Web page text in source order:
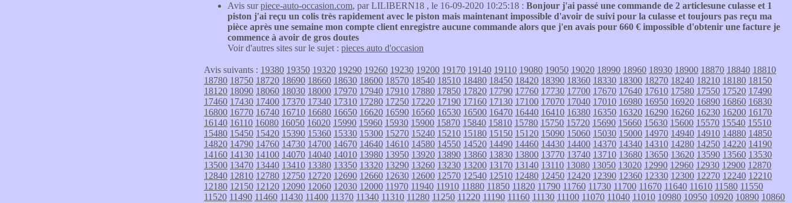
Avis surpiece-auto-occasion.com, par LILIBERN18 , le 16-09-2020 10:25:18 : Bonjour j'ai passé une commande de 2 articlesune culasse et 1
piston j'ai reçu un colis très rapidement avec le piston mais maintenant impossible d'avoir de suivi pour la culasse et toujours pas reçu ma
pièce après une semaine mon compte client enregistre aucune commande alors que j'en avais pour 660 € impossible d'obtenir une facture je
commence à avoir de gros doutes
Voir d'autres sites sur le sujet : pieces auto d'occasion
Avis suivants : 19380 19350 19320 19290 19260 19230 19200 19170 19140 19110 19080 19050 19020 18990 18960 18930 18900 18870 18840 18810
18780 18750 18720 18690 18660 18630 18600 18570 18540 18510 18480 18450 18420 18390 18360 18330 18300 18270 18240 18210 18180 18150
18120 18090 18060 18030 18000 17970 17940 17910 17880 17850 17820 17790 17760 17730 17700 17670 17640 17610 17580 17550 17520 17490
17460 17430 17400 17370 17340 17310 17280 17250 17220 17190 17160 17130 17100 17070 17040 17010 16980 16950 16920 16890 16860 16830
16800 16770 16740 16710 16680 16650 16620 16590 16560 16530 16500 16470 16440 16410 16380 16350 16320 16290 16260 16230 16200 16170
16140 16110 16080 16050 16020 15990 15960 15930 15900 15870 15840 15810 15780 15750 15720 15690 15660 15630 15600 15570 15540 15510
15480 15450 15420 15390 15360 15330 15300 15270 15240 15210 15180 15150 15120 15090 15060 15030 15000 14970 14940 14910 14880 14850
14820 14790 14760 14730 14700 14670 14640 14610 14580 14550 14520 14490 14460 14430 14400 14370 14340 14310 14280 14250 14220 14190
14160 14130 14100 14070 14040 14010 13980 13950 13920 13890 13860 13830 13800 13770 13740 13710 13680 13650 13620 13590 13560 13530
13500 13470 13440 13410 13380 13350 13320 13290 13260 13230 13200 13170 13140 13110 13080 13050 13020 12990 12960 12930 12900 12870
12840 12810 12780 12750 12720 12690 12660 12630 12600 12570 12540 12510 12480 12450 12420 12390 12360 12330 12300 12270 12240 12210
12180 12150 12120 12090 12060 12030 12000 11970 11940 11910 11880 11850 11820 11790 11760 11730 11700 11670 11640 11610 11580 11550
11520 11490 11460 11430 11400 11370 11340 11310 11280 11250 11220 11190 11160 11130 11100 11070 11040 11010 10980 10950 10920 10890 10860